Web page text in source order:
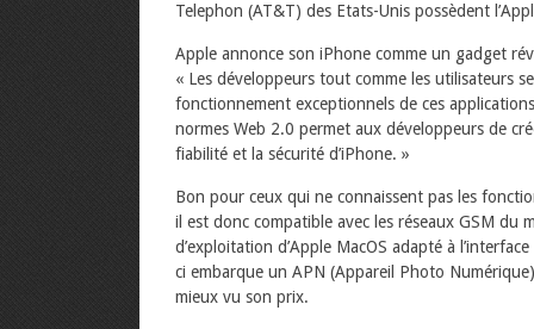
Telephon (AT&T) des Etats-Unis possèdent
Apple annonce son iPhone comme un gadget
« Les développeurs tout comme les utilisateurs
fonctionnement exceptionnels de ces
normes Web 2.0 permet aux développeurs de
fiabilité et la sécurité d’iPhone. »
Bon pour ceux qui ne connaissent pas les
il est donc compatible avec les réseaux GSM du
d’exploitation d’Apple MacOS adapté à
ci embarque un APN (Appareil Photo
mieux vu son prix.